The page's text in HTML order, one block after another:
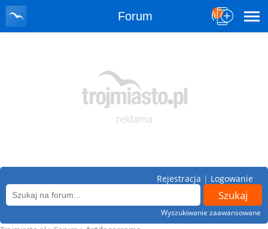
Forum
Wyszukiwanie zaawansowane
Rejestracja | Logowanie